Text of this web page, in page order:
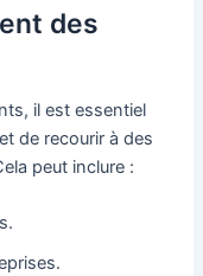
des
il est essentiel
de recourir à des
peut inclure :